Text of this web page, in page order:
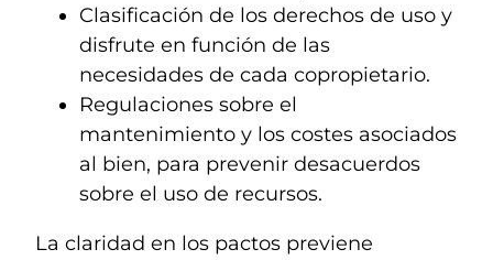
Clasificación de los derechos de uso y
disfrute en función de las
necesidades de cada copropietario.
Regulaciones sobre el
mantenimiento y los costes asociados
al bien, para prevenir desacuerdos
sobre el uso de recursos.
La claridad en los pactos previene